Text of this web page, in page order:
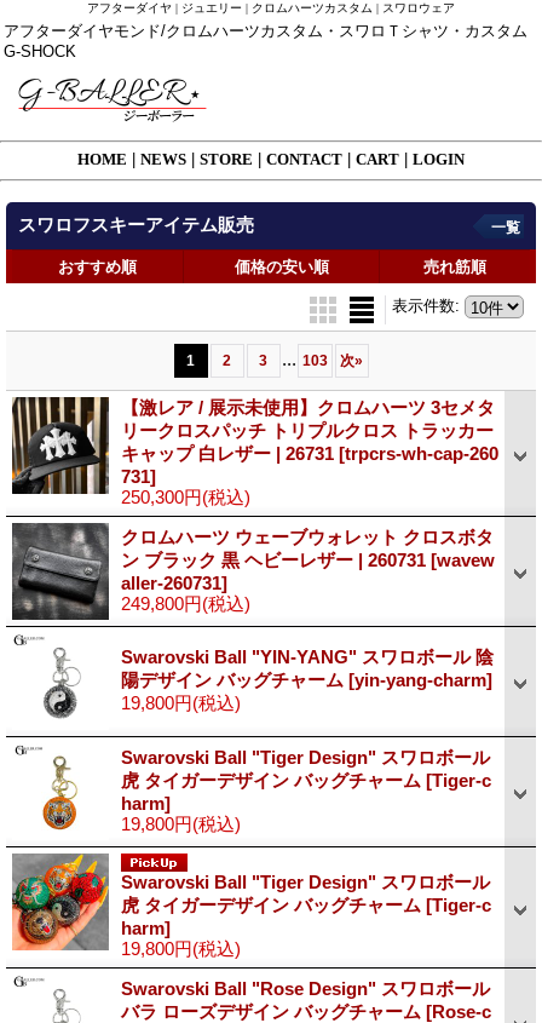
アフターダイヤ | ジュエリー | クロムハーツカスタム | スワロウェア
アフターダイヤモンド/クロムハーツカスタム・スワロＴシャツ・カスタム
G-SHOCK
HOME NEWS STORE CONTACT CART LOGIN
スワロフスキーアイテム販売 一覧
おすすめ順 価格の安い順 売れ筋順
表示件数:
1 2 3 ... 103 次»
【激レア / 展示未使用】クロムハーツ 3セメタ
リークロスパッチ トリプルクロス トラッカー
キャップ 白レザー | 26731 [trpcrs-wh-cap-260
731]
250,300円(税込)
クロムハーツ ウェーブウォレット クロスボタ
ン ブラック 黒 ヘビーレザー | 260731 [wavew
aller-260731]
249,800円(税込)
Swarovski Ball "YIN-YANG" スワロボール 陰
陽デザイン バッグチャーム [yin-yang-charm]
19,800円(税込)
Swarovski Ball "Tiger Design" スワロボール
虎 タイガーデザイン バッグチャーム [Tiger-c
harm]
19,800円(税込)
Swarovski Ball "Tiger Design" スワロボール
虎 タイガーデザイン バッグチャーム [Tiger-c
harm]
19,800円(税込)
Swarovski Ball "Rose Design" スワロボール
バラ ローズデザイン バッグチャーム [Rose-c